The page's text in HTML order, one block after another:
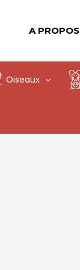
A PROPOS
Oiseaux